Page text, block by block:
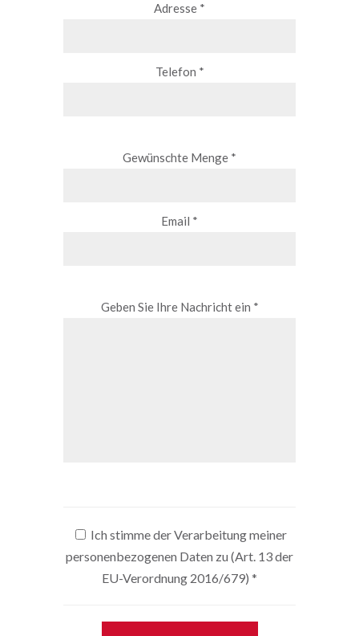
Adresse *
Telefon *
Gewünschte Menge *
Email *
Geben Sie Ihre Nachricht ein *
Ich stimme der Verarbeitung meiner
personenbezogenen Daten zu (Art. 13 der
EU-Verordnung 2016/679) *